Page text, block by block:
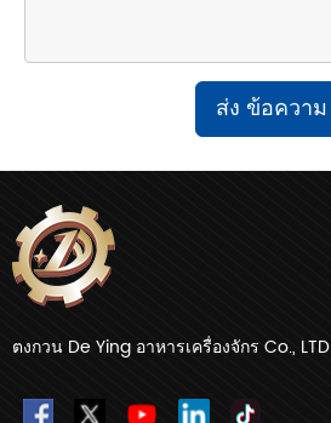
ส่ง ข้อความ
ตงกวน De Ying อาหารเครื่องจักร Co., LTD